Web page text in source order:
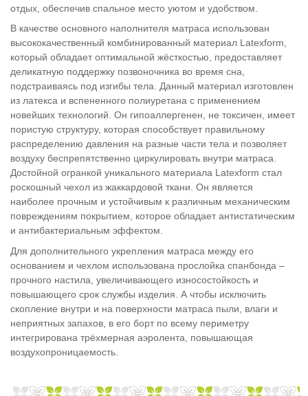
отдых, обеспечив спальное место уютом и удобством.
В качестве основного наполнителя матраса использован
высококачественный комбинированный материал Latexform,
который обладает оптимальной жёсткостью, предоставляет
деликатную поддержку позвоночника во время сна,
подстраиваясь под изгибы тела. Данный материал изготовлен
из латекса и вспененного полиуретана с применением
новейших технологий. Он гипоаллергенен, не токсичен, имеет
пористую структуру, которая способствует правильному
распределению давления на разные части тела и позволяет
воздуху беспрепятственно циркулировать внутри матраса.
Достойной огранкой уникального материала Latexform стал
роскошный чехол из жаккардовой ткани. Он является
наиболее прочным и устойчивым к различным механическим
повреждениям покрытием, которое обладает антистатическим
и антибактериальным эффектом.
Для дополнительного укрепления матраса между его
основанием и чехлом использована прослойка спанбонда –
прочного настила, увеличивающего износостойкость и
повышающего срок службы изделия. А чтобы исключить
скопление внутри и на поверхности матраса пыли, влаги и
неприятных запахов, в его борт по всему периметру
интегрирована трёхмерная аэролента, повышающая
воздухопроницаемость.